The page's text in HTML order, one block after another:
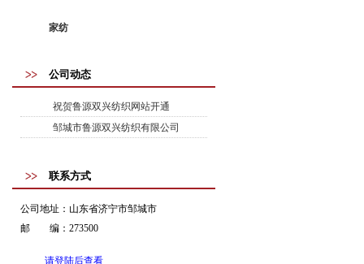
家纺
公司动态
祝贺鲁源双兴纺织网站开通
邹城市鲁源双兴纺织有限公司
联系方式
公司地址： 山东省济宁市邹城市
邮 编： 273500
请登陆后查看